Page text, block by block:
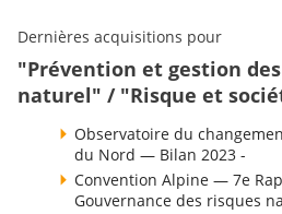
Dernières acquisitions pour
"Prévention et gestion
naturel" / "Risque et
Observatoire du
du Nord — Bilan 2023 -
Convention Alpine — 7e
Gouvernance des risques